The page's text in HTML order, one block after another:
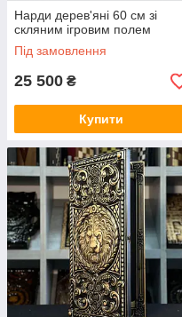
Нарди дерев'яні 60 см зі
скляним ігровим полем
Під замовлення
25 500 ₴
Купити